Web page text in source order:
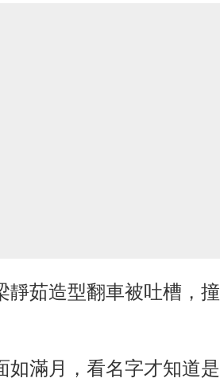
靜茹造型翻車被吐槽，撞
如滿月，看名字才知道是